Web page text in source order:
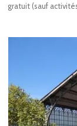
gratuit (sauf